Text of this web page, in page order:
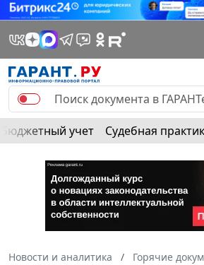
Бюджетный учет Судебная
Новости и аналитика
Горячие